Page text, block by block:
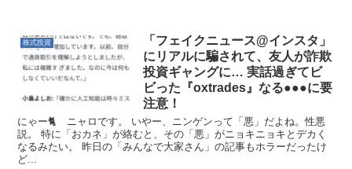
株式投資
「フェイクニュース@インスタ」
にリアルに騙されて、友人が詐欺
投資ギャングに… 実話過ぎてビ
ビった『oxtrades』なる●●●に要
注意！
にゃー🐈 ニャロです。 いやー、ニンゲンって「悪」だよね。性悪
説。 特に「おカネ」が絡むと、その「悪」がニョキニョキとデカく
なるみたい。 昨日の「みんなで大家さん」の記事もホラーだったけ
ど...